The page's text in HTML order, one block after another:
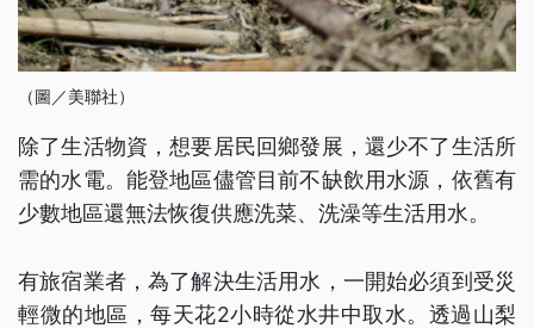
（圖／美聯社）
除了生活物資，想要居民回鄉發展，還少不了生活所
需的水電。能登地區儘管目前不缺飲用水源，依舊有
少數地區還無法恢復供應洗菜、洗澡等生活用水。
有旅宿業者，為了解決生活用水，一開始必須到受災
輕微的地區，每天花2小時從水井中取水。透過山梨